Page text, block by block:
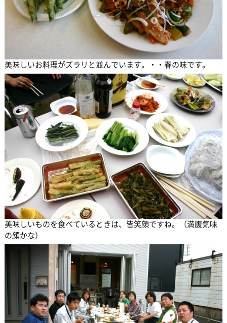
美味しいお料理がズラリと並んでいます。・・春の味です。
美味しいものを食べているときは、皆笑顔ですね。（満腹気味
の顔かな）